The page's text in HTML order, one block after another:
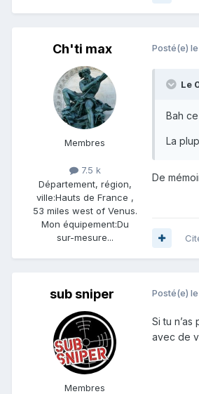
Ch'ti max
Membres
7.5 k
Département, région,
ville:Hauts de France ,
53 miles west of Venus.
Mon équipement:Du
sur-mesure...
Posté(e)
Le
Bah
La
De
sub sniper
Membres
Posté(e)
Si tu
avec de